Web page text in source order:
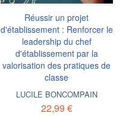
Réussir un projet
d'établissement : Renforcer le
leadership du chef
d'établissement par la
valorisation des pratiques de
classe
LUCILE BONCOMPAIN
22,99 €